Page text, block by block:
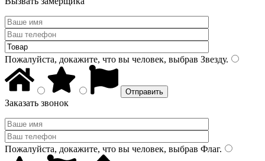
Пожалуйста, докажите, что вы человек, выбрав Звезду.
Заказать звонок
Пожалуйста, докажите, что вы человек, выбрав Флаг.